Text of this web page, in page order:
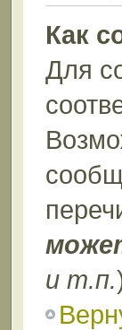
Как
Для
и т.п.